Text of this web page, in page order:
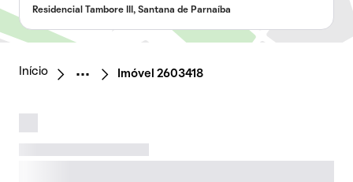
Residencial Tambore III, Santana de Parnaíba
Início Imóvel 2603418